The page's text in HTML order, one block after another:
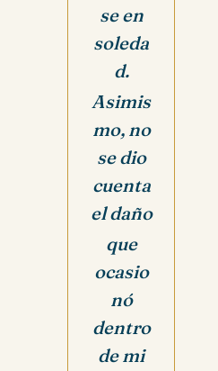
se en
soleda
d.
Asimis
mo, no
se dio
cuenta
el daño
que
ocasio
nó
dentro
de mi